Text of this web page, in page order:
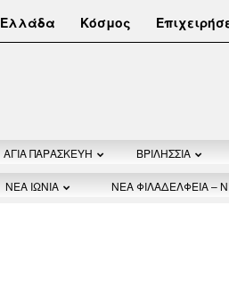
Ελλάδα Κόσμος
ΑΓΙΑ ΠΑΡΑΣΚΕΥΗ ΒΡΙΛΗΣΣΙΑ
ΝΕΑ ΙΩΝΙΑ ΝΕΑ ΦΙΛΑΔΕΛΦΕΙΑ –